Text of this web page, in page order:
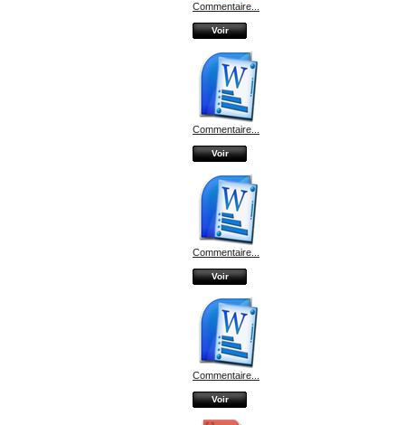
Commentaire...
Voir
Commentaire...
Voir
Commentaire...
Voir
Commentaire...
Voir